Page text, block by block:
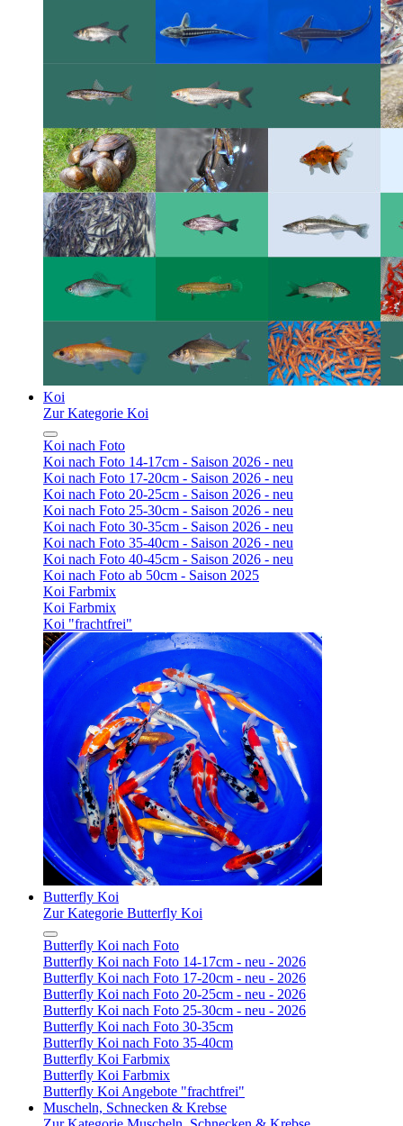
Koi
Zur Kategorie Koi
Koi nach Foto
Koi nach Foto 14-17cm - Saison 2026 - neu
Koi nach Foto 17-20cm - Saison 2026 - neu
Koi nach Foto 20-25cm - Saison 2026 - neu
Koi nach Foto 25-30cm - Saison 2026 - neu
Koi nach Foto 30-35cm - Saison 2026 - neu
Koi nach Foto 35-40cm - Saison 2026 - neu
Koi nach Foto 40-45cm - Saison 2026 - neu
Koi nach Foto ab 50cm - Saison 2025
Koi Farbmix
Koi Farbmix
Koi "frachtfrei"
Butterfly Koi
Zur Kategorie Butterfly Koi
Butterfly Koi nach Foto
Butterfly Koi nach Foto 14-17cm - neu - 2026
Butterfly Koi nach Foto 17-20cm - neu - 2026
Butterfly Koi nach Foto 20-25cm - neu - 2026
Butterfly Koi nach Foto 25-30cm - neu - 2026
Butterfly Koi nach Foto 30-35cm
Butterfly Koi nach Foto 35-40cm
Butterfly Koi Farbmix
Butterfly Koi Farbmix
Butterfly Koi Angebote "frachtfrei"
Muscheln, Schnecken & Krebse